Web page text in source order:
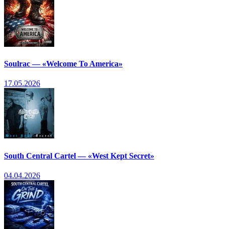
Soulrac — «Welcome To America»
17.05.2026
South Central Cartel — «West Kept Secret»
04.04.2026